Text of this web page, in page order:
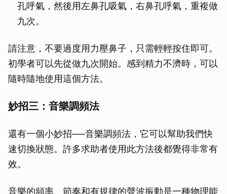
孔呼氣，然後用左鼻孔吸氣，右鼻孔呼氣，重複做
九次。
請注意，不要過度用力壓鼻子，只需輕輕按住即可。
初學者可以先從做九次開始。感到精力不濟時，可以
隨時隨地使用這個方法。
妙招三：音樂調頻法
還有一個小妙招──音樂調頻法，它可以幫助我們快
速切換狀態。許多求助者使用此方法後都覺得非常有
效。
音樂的頻率、節奏和有規律的聲波振動是一種物理能